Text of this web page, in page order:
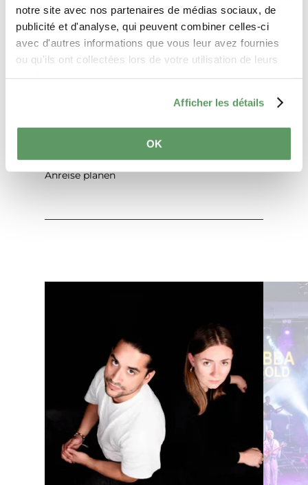
notre site avec nos partenaires de médias sociaux, de
publicité et d'analyse, qui peuvent combiner celles-ci
avec d'autres informations que vous leur avez fournies
ou qu'ils ont collectées lors de votre utilisation de leurs
Afficher les détails
OK
Auf Karte anzeigen
Anreise planen